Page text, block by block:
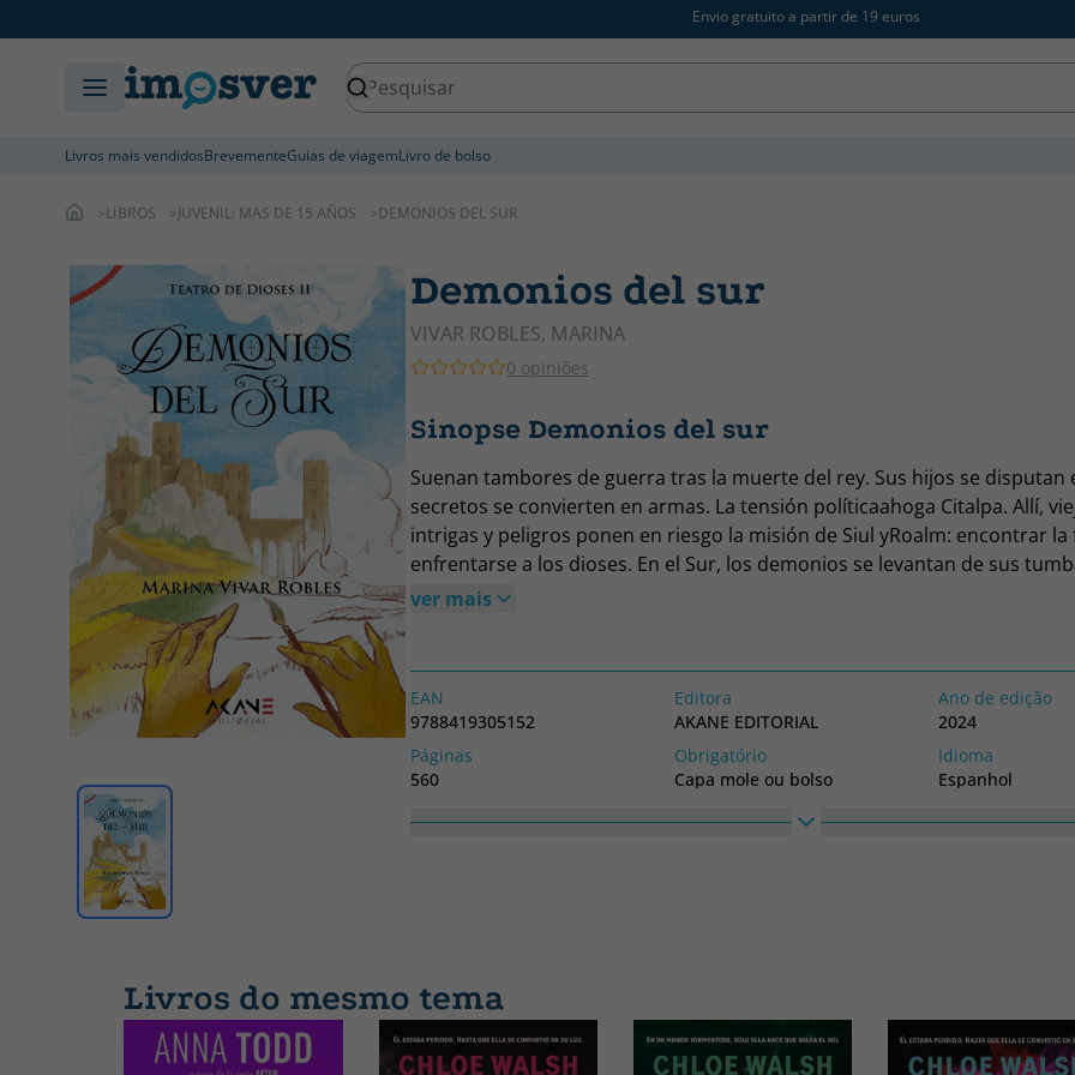
Envio gratuito a partir de 19 euros
Livros mais vendidosBrevementeGuias de viagemLivro de bolso
LIBROS JUVENIL: MAS DE 15 AÑOS DEMONIOS DEL SUR
Demonios del sur
VIVAR ROBLES, MARINA
0 opiniões
Sinopse Demonios del sur
Suenan tambores de guerra tras la muerte del rey. Sus hijos se disputan
secretos se convierten en armas. La tensión políticaahoga Citalpa. Allí,
intrigas y peligros ponen en riesgo la misión de Siul yRoalm: encontrar la
enfrentarse a los dioses. En el Sur, los demonios se levantan de sus
monstruos campan entre lostrigales. La Titiritera ha comenzado a mover
tiñan de sangre, ¿quedará alguien dispuesto a luchar?
ver mais
EAN
9788419305152
Editora
AKANE EDITORIAL
Ano de edição
2024
Páginas
560
Obrigatório
Capa mole ou bolso
Idioma
Espanhol
Livros do mesmo tema